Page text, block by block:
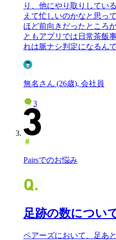
り、他にやり取りしてい
えて忙しいのかなと思っ
ほど前向きだったところ
ともアプリでは日常茶飯
れは脈ナシ判定になるん
無名さん (26歳), 会社員
3
Pairsでのお悩み
足跡の数につい
ペアーズにおいて、足あ